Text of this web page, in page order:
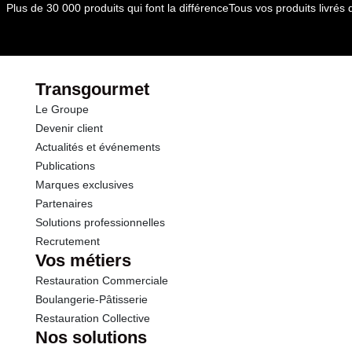
Plus de 30 000 produits qui font la différenceTous vos produits livrés
Transgourmet
Le Groupe
Devenir client
Actualités et événements
Publications
Marques exclusives
Partenaires
Solutions professionnelles
Recrutement
Vos métiers
Restauration Commerciale
Boulangerie-Pâtisserie
Restauration Collective
Nos solutions